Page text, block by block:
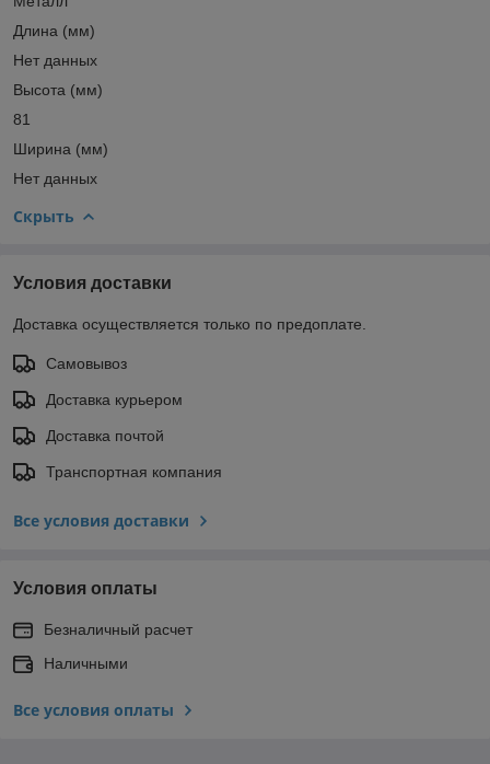
Длина (мм)
Нет данных
Высота (мм)
81
Ширина (мм)
Нет данных
Скрыть
Условия доставки
Доставка осуществляется только по предоплате.
Самовывоз
Доставка курьером
Доставка почтой
Транспортная компания
Все условия доставки
Условия оплаты
Безналичный расчет
Наличными
Все условия оплаты